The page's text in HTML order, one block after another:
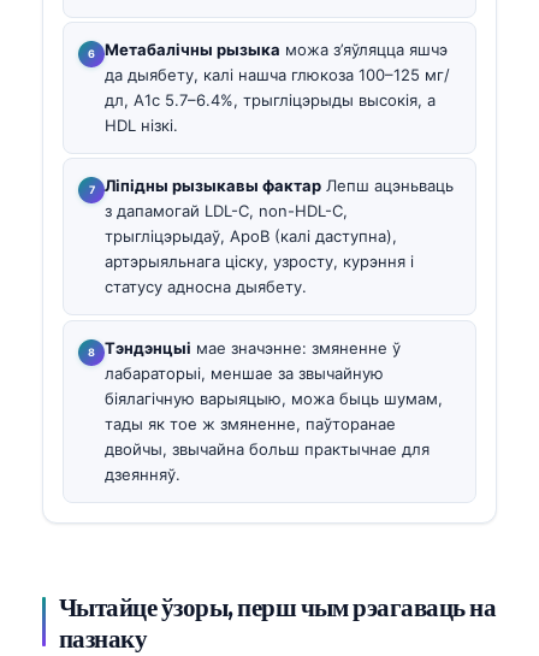
Метабалічны рызыка можа з’яўляцца яшчэ
да дыябету, калі нашча глюкоза 100–125 мг/
дл, A1c 5.7–6.4%, трыгліцэрыды высокія, а
HDL нізкі.
Ліпідны рызыкавы фактар Лепш ацэньваць
з дапамогай LDL-C, non-HDL-C,
трыгліцэрыдаў, ApoB (калі даступна),
артэрыяльнага ціску, узросту, курэння і
статусу адносна дыябету.
Тэндэнцыі мае значэнне: змяненне ў
лабараторыі, меншае за звычайную
біялагічную варыяцыю, можа быць шумам,
тады як тое ж змяненне, паўторанае
двойчы, звычайна больш практычнае для
дзеянняў.
Чытайце ўзоры, перш чым рэагаваць на
пазнаку